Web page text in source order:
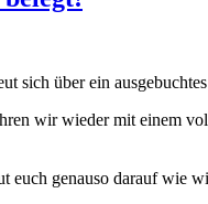
sich über ein
wir wieder mit einem
euch genauso darauf wie